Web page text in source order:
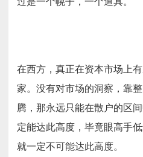
在西方，真正在资本市场上
家。没有对市场的洞察，靠
腾，那永远只能在散户的区
定能达此高度，毕竟眼高手
就一定不可能达此高度。